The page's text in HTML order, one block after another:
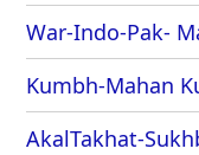
War-Indo-Pak-
Kumbh-Mahan
AkalTakhat-